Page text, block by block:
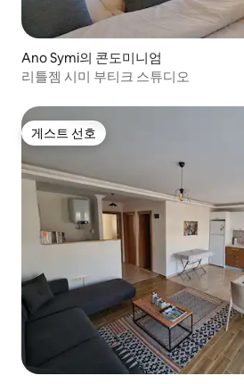
Ano Symi의 콘도미니엄
리틀젬 시미 부티크 스튜디오
게스트 선호
게스트 선호